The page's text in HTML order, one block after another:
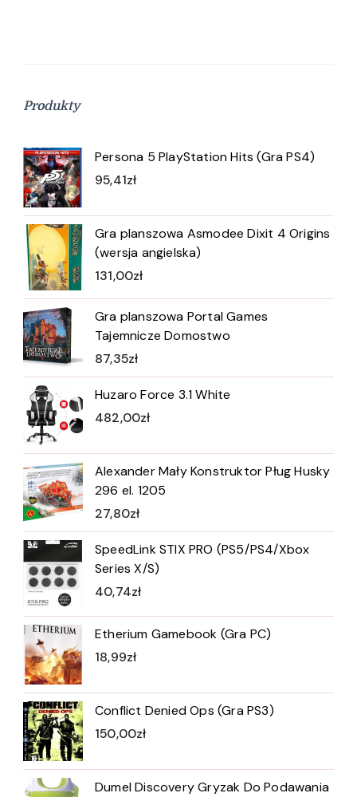
Produkty
Persona 5 PlayStation Hits (Gra PS4)
95,41zł
Gra planszowa Asmodee Dixit 4 Origins
(wersja angielska)
131,00zł
Gra planszowa Portal Games
Tajemnicze Domostwo
87,35zł
Huzaro Force 3.1 White
482,00zł
Alexander Mały Konstruktor Pług Husky
296 el. 1205
27,80zł
SpeedLink STIX PRO (PS5/PS4/Xbox
Series X/S)
40,74zł
Etherium Gamebook (Gra PC)
18,99zł
Conflict Denied Ops (Gra PS3)
150,00zł
Dumel Discovery Gryzak Do Podawania